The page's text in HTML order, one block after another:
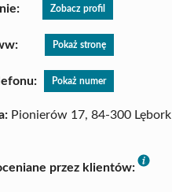
Zobacz profil
Pokaż stronę
Pokaż numer
Pionierów 17, 84-300 Lębork
przez klientów: